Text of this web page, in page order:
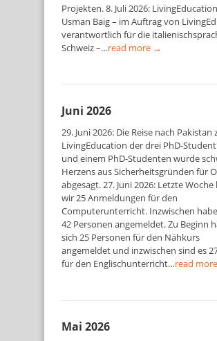
Projekten. 8. Juli 2026:
Usman Baig – im Auftrag von
verantwortlich für die
Schweiz –…read more →
Juni 2026
29. Juni 2026: Die Reise nach Pakistan
LivingEducation der drei PhD-
und einem PhD-Studenten wurde
Herzens aus Sicherheitsgründen für
abgesagt. 27. Juni 2026: Letzte
wir 25 Anmeldungen für den
Computerunterricht. Inzwischen
42 Personen angemeldet. Zu Beginn
sich 25 Personen für den Nähkurs
angemeldet und inzwischen sind es
für den Englischunterricht…read
Mai 2026